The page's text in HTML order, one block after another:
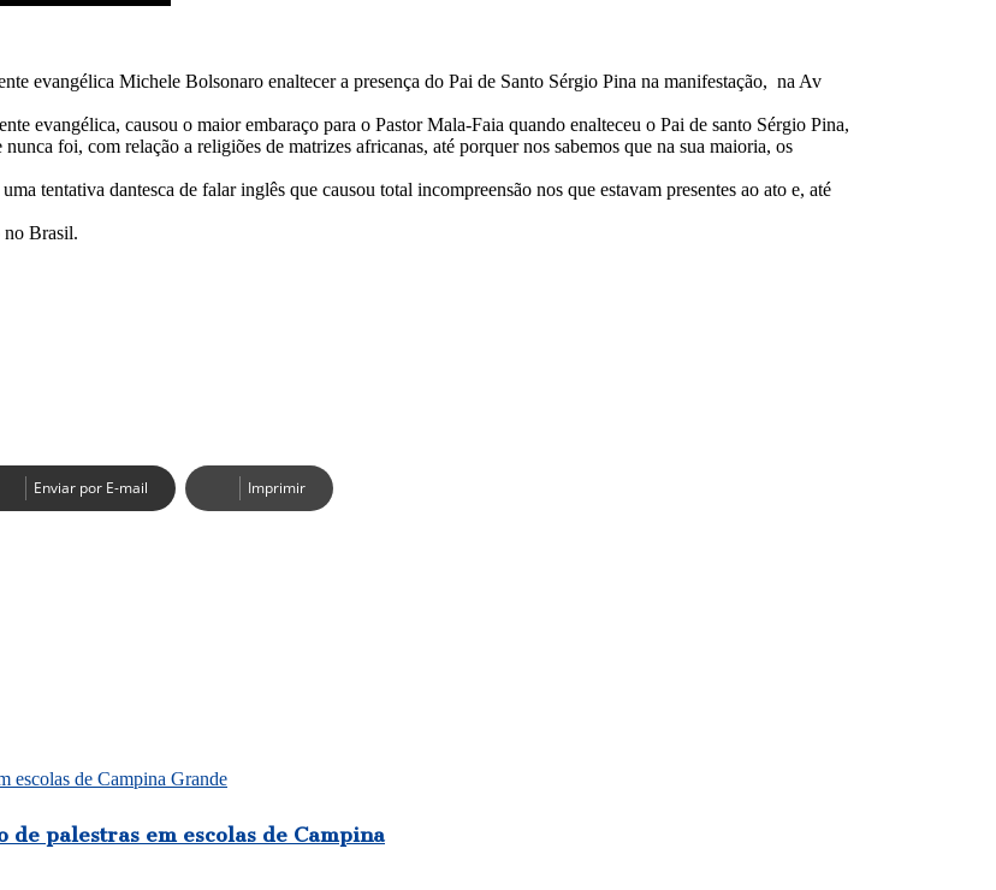
evangélica Michele Bolsonaro enaltecer a presença do Pai de Santo Sérgio Pina na manifestação, na Av
evangélica, causou o maior embaraço para o Pastor Mala-Faia quando enalteceu o Pai de santo Sérgio Pina,
foi, com relação a religiões de matrizes africanas, até porquer nos sabemos que na sua maioria, os
tentativa dantesca de falar inglês que causou total incompreensão nos que estavam presentes ao ato e, até
no Brasil.
Enviar por E-mail Imprimir
escolas de Campina Grande
de palestras em escolas de Campina